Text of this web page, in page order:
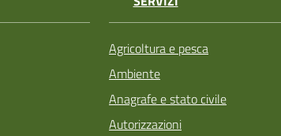
Agricoltura e pesca
Ambiente
Anagrafe e stato civile
Autorizzazioni